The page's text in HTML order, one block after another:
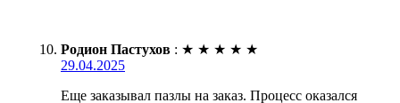
Родион Пастухов : ★ ★ ★ ★ ★
29.04.2025
Еще заказывал пазлы на заказ. Процесс оказался